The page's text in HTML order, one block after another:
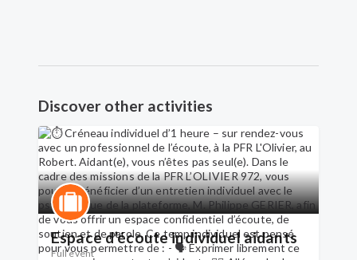
Discover other activities
Espace d’écoute individuel aidants
Full event